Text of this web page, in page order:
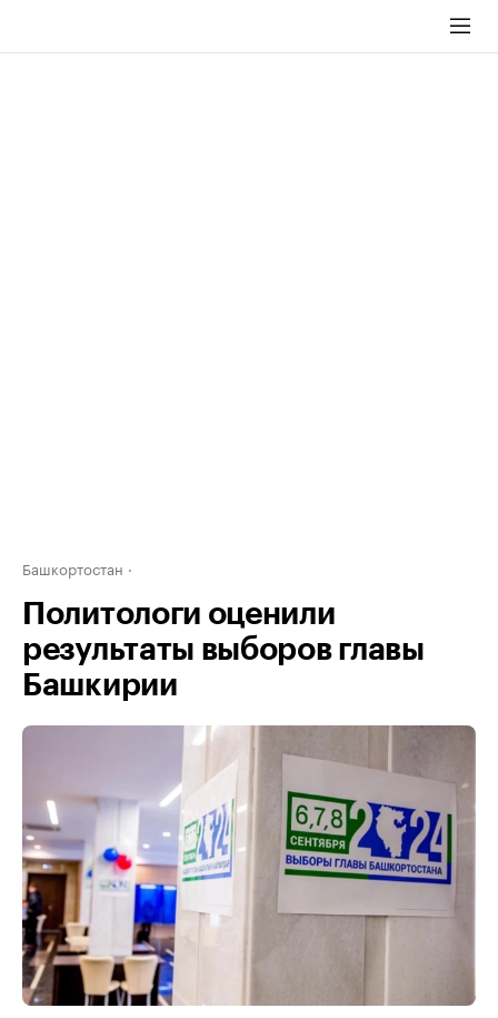
Башкортостан
Политологи оценили
результаты выборов главы
Башкирии